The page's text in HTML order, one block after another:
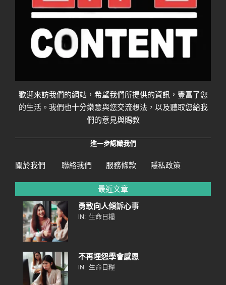
歡迎來訪我們的網站，希望我們所提供的資訊，豐富了您
的生活。我們也十分樂意與您交流想法，以及聽取您給我
們的意見與賜教
進一步認識我們
關於我們 聯絡我們 服務條款 隱私政策
最近文章
勇敢向人傾訴心事
IN: 生命日糧
不再埋怨學會感恩
IN: 生命日糧